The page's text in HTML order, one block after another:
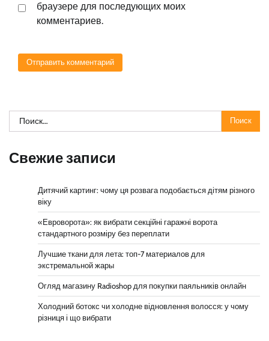
браузере для последующих моих
комментариев.
Найти:
Свежие записи
Дитячий картинг: чому ця розвага подобається дітям різного
віку
«Евроворота»: як вибрати секційні гаражні ворота
стандартного розміру без переплати
Лучшие ткани для лета: топ-7 материалов для
экстремальной жары
Огляд магазину Radioshop для покупки паяльників онлайн
Холодний ботокс чи холодне відновлення волосся: у чому
різниця і що вибрати